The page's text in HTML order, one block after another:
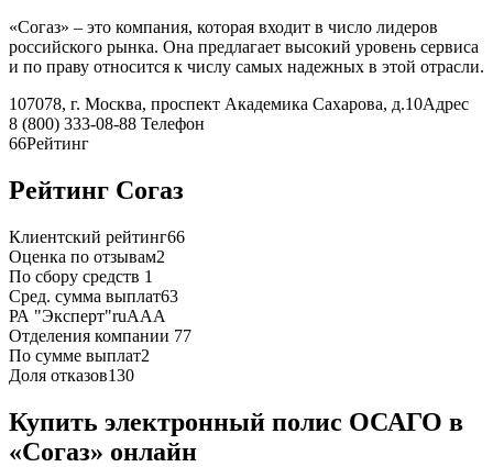
«Согаз» – это компания, которая входит в число лидеров
российского рынка. Она предлагает высокий уровень сервиса
и по праву относится к числу самых надежных в этой отрасли.
107078, г. Москва, проспект Академика Сахарова, д.10Адрес
8 (800) 333-08-88 Телефон
66Рейтинг
Рейтинг Согаз
Клиентский рейтинг66
Оценка по отзывам2
По сбору средств 1
Сред. сумма выплат63
РА "Эксперт"ruAAA
Отделения компании 77
По сумме выплат2
Доля отказов130
Купить электронный полис ОСАГО в
«Согаз» онлайн